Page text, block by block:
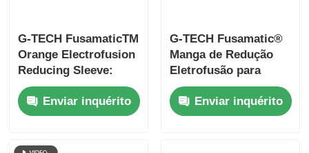
G-TECH FusamaticTM
Orange Electrofusion
Reducing Sleeve:
Conexões
Inteligentes para Gás,
Água, Construção e
Enviar inquérito
G-TECH Fusamatic®
Manga de Redução
Eletrofusão para
Tubos de Gás HDPE
(com Tampas de
Extremidade
Enviar inquérito